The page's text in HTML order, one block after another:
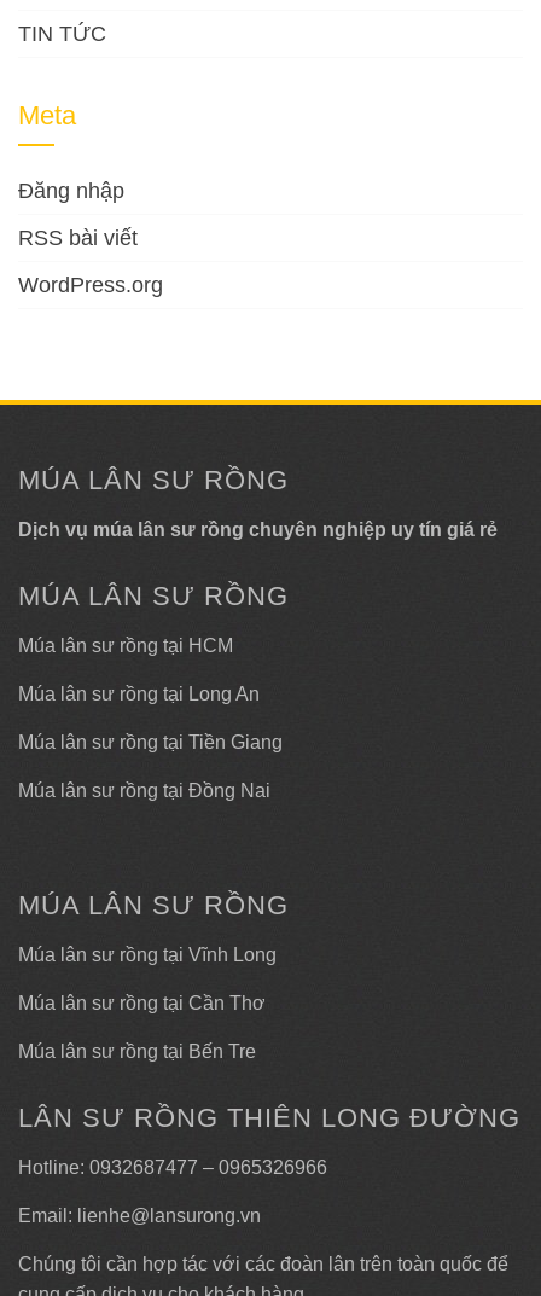
TIN TỨC
Meta
Đăng nhập
RSS bài viết
WordPress.org
MÚA LÂN SƯ RỒNG
Dịch vụ múa lân sư rồng chuyên nghiệp uy tín giá rẻ
MÚA LÂN SƯ RỒNG
Múa lân sư rồng tại HCM
Múa lân sư rồng tại Long An
Múa lân sư rồng tại Tiền Giang
Múa lân sư rồng tại Đồng Nai
MÚA LÂN SƯ RỒNG
Múa lân sư rồng tại Vĩnh Long
Múa lân sư rồng tại Cần Thơ
Múa lân sư rồng tại Bến Tre
LÂN SƯ RỒNG THIÊN LONG ĐƯỜNG
Hotline: 0932687477 – 0965326966
Email: lienhe@lansurong.vn
Chúng tôi cần hợp tác với các đoàn lân trên toàn quốc để